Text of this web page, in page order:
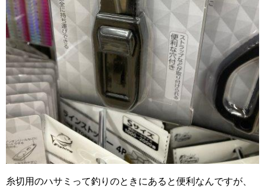
糸切用のハサミって釣りのときにあると便利なんですが、